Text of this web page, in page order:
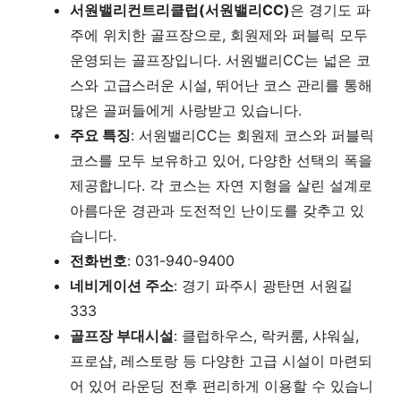
서원밸리컨트리클럽(서원밸리CC)은 경기도 파
주에 위치한 골프장으로, 회원제와 퍼블릭 모두
운영되는 골프장입니다. 서원밸리CC는 넓은 코
스와 고급스러운 시설, 뛰어난 코스 관리를 통해
많은 골퍼들에게 사랑받고 있습니다.
주요 특징: 서원밸리CC는 회원제 코스와 퍼블릭
코스를 모두 보유하고 있어, 다양한 선택의 폭을
제공합니다. 각 코스는 자연 지형을 살린 설계로
아름다운 경관과 도전적인 난이도를 갖추고 있
습니다.
전화번호: 031-940-9400
네비게이션 주소: 경기 파주시 광탄면 서원길
333
골프장 부대시설: 클럽하우스, 락커룸, 샤워실,
프로샵, 레스토랑 등 다양한 고급 시설이 마련되
어 있어 라운딩 전후 편리하게 이용할 수 있습니